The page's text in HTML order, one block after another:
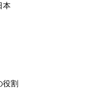
本
役割